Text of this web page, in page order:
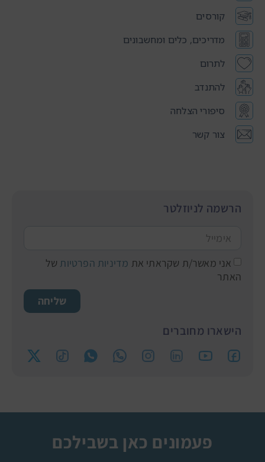
קורסים
מדריכים, כלים ומחשבונים
לתרום
להתנדב
סיפורי הצלחה
צור קשר
הרשמה לניוזלטר
אני מאשר/ת שקראתי את מדיניות הפרטיות של
האתר
שליחה
הישארו מחוברים
פעמונים כאן בשבילכם